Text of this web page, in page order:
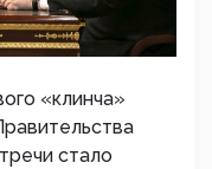
«клинча»
стало